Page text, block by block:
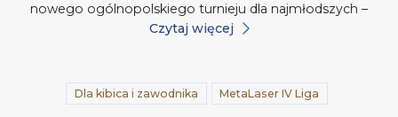
nowego ogólnopolskiego turnieju dla najmłodszych –
Czytaj więcej
Dla kibica i zawodnika MetaLaser IV Liga